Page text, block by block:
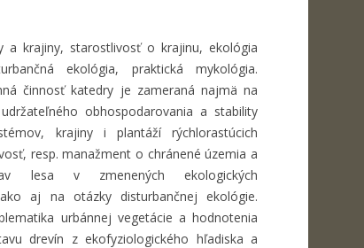
a krajiny, starostlivosť o krajinu, ekológia
ekológia, praktická mykológia.
činnosť katedry je zameraná najmä na
obhospodarovania a stability
krajiny i plantáží rýchlorastúcich
resp. manažment o chránené územia a
lesa v zmenených ekologických
aj na otázky disturbančnej ekológie.
urbánnej vegetácie a hodnotenia
drevín z ekofyziologického hľadiska a